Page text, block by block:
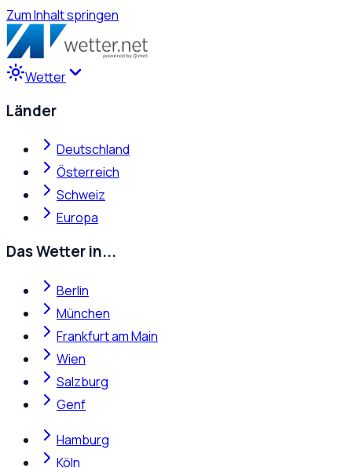
Zum Inhalt springen
Wetter
Länder
Deutschland
Österreich
Schweiz
Europa
Das Wetter in...
Berlin
München
Frankfurt am Main
Wien
Salzburg
Genf
Hamburg
Köln